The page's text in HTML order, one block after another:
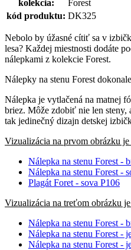
kolekcia:
Forest
kód produktu: DK325
Nebolo by úžasné cítiť sa v
lesa? Každej miestnosti dodáte
nálepkami z kolekcie Forest.
Nálepky na stenu Forest
Nálepka je vytlačená na matnej
briez. Môže zdobiť nie len
tak jedinečný dizajn detskej
Vizualizácia na prvom obrázku
Nálepka na stenu Forest -
Nálepka na stenu Forest -
Plagát Foret - sova P106
Vizualizácia na treťom obrázku
Nálepka na stenu Forest -
Nálepka na stenu Forest -
Nálepka na stenu Forest -